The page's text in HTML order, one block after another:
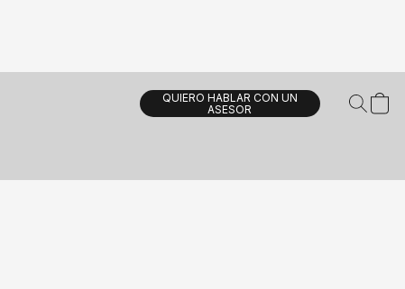
QUIERO HABLAR CON UN
ASESOR